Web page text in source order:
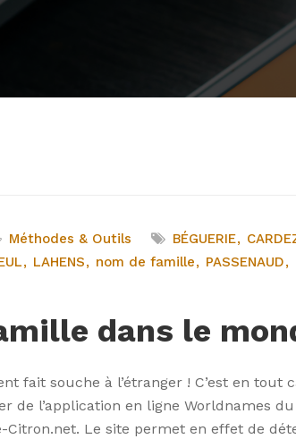
Méthodes & Outils BÉGUERIE
LAHENS nom de famille
PASSENAUD
dans le
fait souche à l’étranger ! C’est en tout
de l’application en ligne Worldnames
Citron.net. Le site permet en effet de